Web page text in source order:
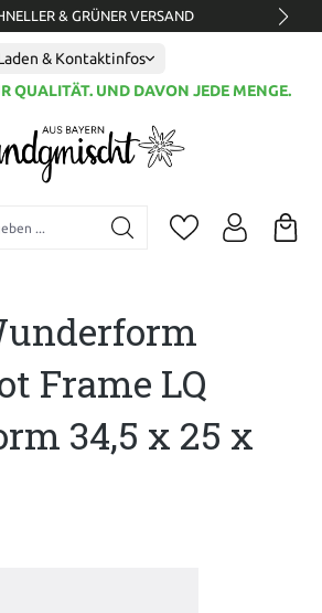
& GRÜNER VERSAND
& Kontaktinfos
QUALITÄT. UND DAVON JEDE MENGE.
...
Frame LQ
34,5 x 25 x